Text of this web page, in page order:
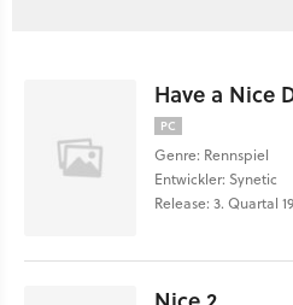
Have a Nice
PC
Genre: Rennspiel
Entwickler: Synetic
Release: 3. Quartal